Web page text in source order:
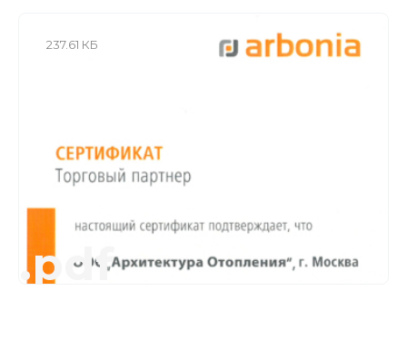
237.61 КБ
.pdf